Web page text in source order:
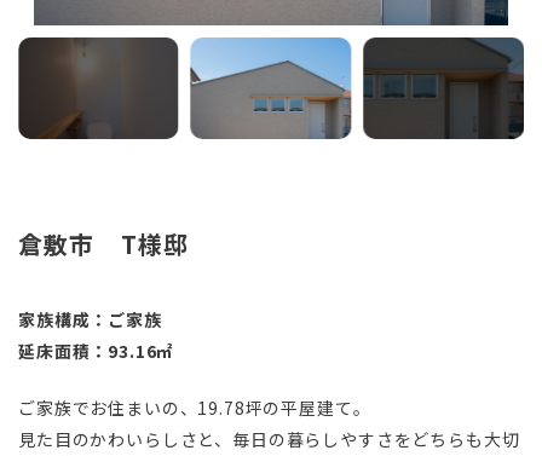
倉敷市 T様邸
家族構成：ご家族
延床面積：93.16㎡
ご家族でお住まいの、19.78坪の平屋建て。
見た目のかわいらしさと、毎日の暮らしやすさをどちらも大切